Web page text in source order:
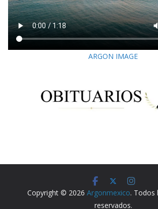
ARGON IMAGE
Copyright © 2026 Argonmexico. Todos
reservados.